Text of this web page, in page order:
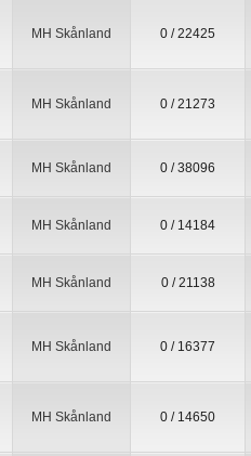
MH Skånland 0 / 22425
MH Skånland 0 / 21273
MH Skånland 0 / 38096
MH Skånland 0 / 14184
MH Skånland 0 / 21138
MH Skånland 0 / 16377
MH Skånland 0 / 14650